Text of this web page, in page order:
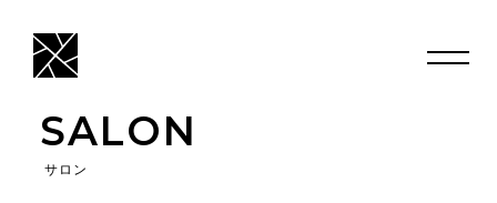
SALON
サロン